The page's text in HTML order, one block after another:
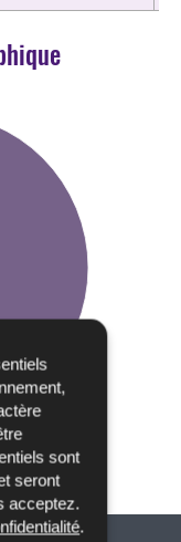
sont
seront
acceptez.
.